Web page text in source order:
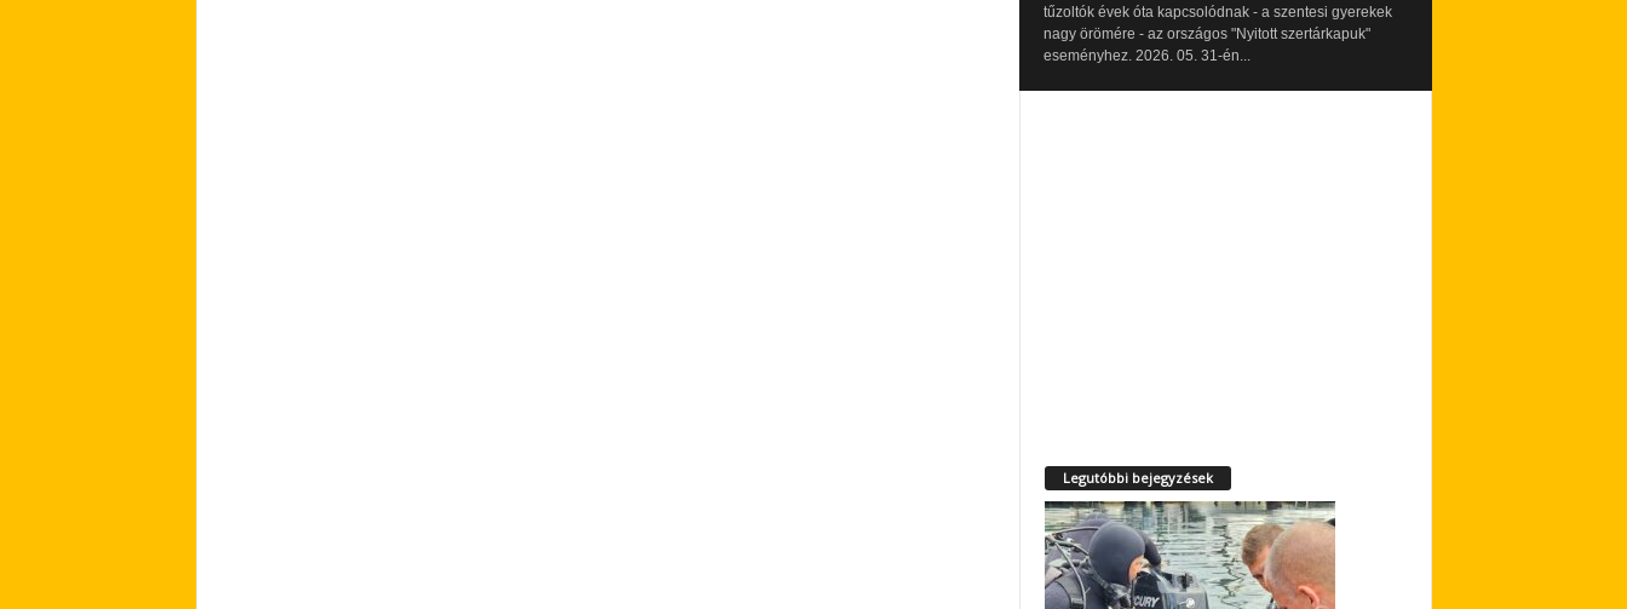
tűzoltók évek óta kapcsolódnak - a szentesi gyerekek
nagy örömére - az országos "Nyitott szertárkapuk"
eseményhez. 2026. 05. 31-én...
Legutóbbi bejegyzések